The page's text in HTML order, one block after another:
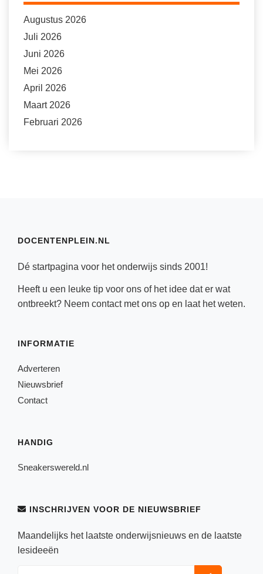
Augustus 2026
Juli 2026
Juni 2026
Mei 2026
April 2026
Maart 2026
Februari 2026
DOCENTENPLEIN.NL
Dé startpagina voor het onderwijs sinds 2001!
Heeft u een leuke tip voor ons of het idee dat er wat
ontbreekt? Neem contactmet ons op en laat het weten.
INFORMATIE
Adverteren
Nieuwsbrief
Contact
HANDIG
Sneakerswereld.nl
INSCHRIJVEN VOOR DE NIEUWSBRIEF
Maandelijks het laatste onderwijsnieuws en de laatste
lesideeën